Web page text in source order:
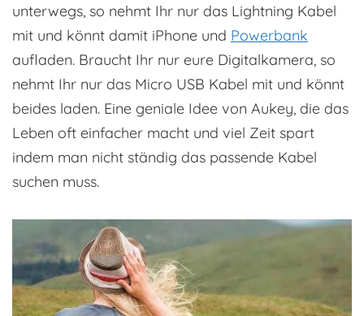
unterwegs, so nehmt Ihr nur das Lightning Kabel
mit und könnt damit iPhone und Powerbank
aufladen. Braucht Ihr nur eure Digitalkamera, so
nehmt Ihr nur das Micro USB Kabel mit und könnt
beides laden. Eine geniale Idee von Aukey, die das
Leben oft einfacher macht und viel Zeit spart
indem man nicht ständig das passende Kabel
suchen muss.